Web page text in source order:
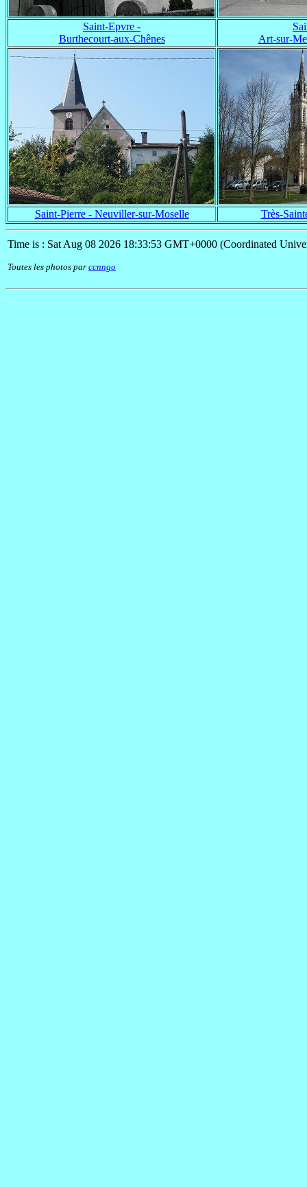
Saint-Epvre -
Burthecourt-aux-Chênes
Art-sur-
Saint-Pierre - Neuviller-sur-Moselle Très-
Time is : Sat Aug 08 2026 18:33:53 GMT+0000 (Coordinated
Toutes les photos par ccnngo